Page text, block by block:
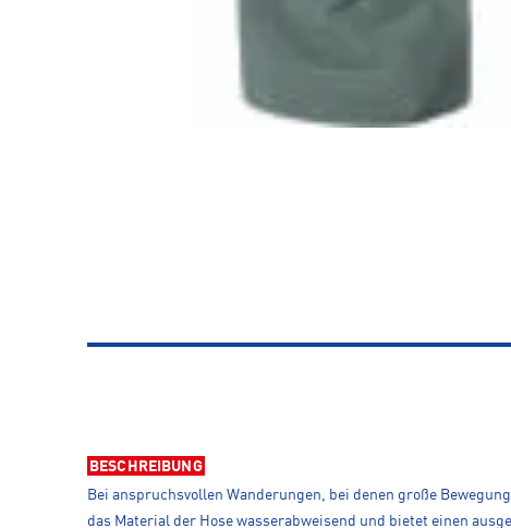
BESCHREIBUNG
Bei anspruchsvollen Wanderungen, bei denen große
das Material der Hose wasserabweisend und bietet einen